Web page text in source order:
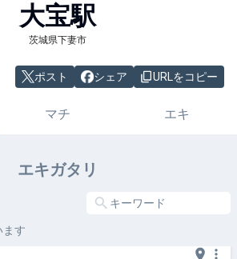
大宝駅
茨城県下妻市
ポスト シェア URLをコピー
マチ エキ
エキガタリ
ます